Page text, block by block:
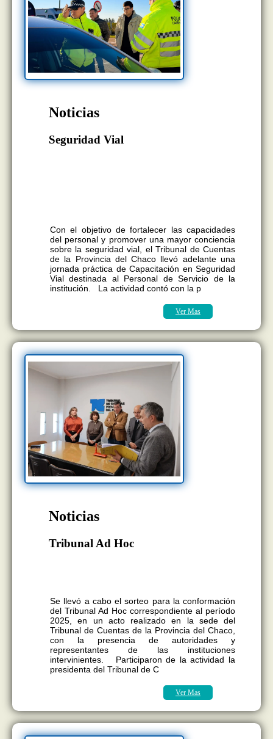
Noticias
Seguridad Vial
Con el objetivo de fortalecer las capacidades
del personal y promover una mayor conciencia
sobre la seguridad vial, el Tribunal de Cuentas
de la Provincia del Chaco llevó adelante una
jornada práctica de Capacitación en Seguridad
Vial destinada al Personal de Servicio de la
institución. La actividad contó con la p
Ver Mas
Noticias
Tribunal Ad Hoc
Se llevó a cabo el sorteo para la conformación
del Tribunal Ad Hoc correspondiente al período
2025, en un acto realizado en la sede del
Tribunal de Cuentas de la Provincia del Chaco,
con la presencia de autoridades y
representantes de las instituciones
intervinientes. Participaron de la actividad la
presidenta del Tribunal de C
Ver Mas